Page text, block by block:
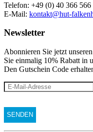
Telefon: +49 (0) 40 366 566
E-Mail: kontakt@hut-
Newsletter
Abonnieren Sie jetzt
Sie einmalig 10% Rabatt in
Den Gutschein Code